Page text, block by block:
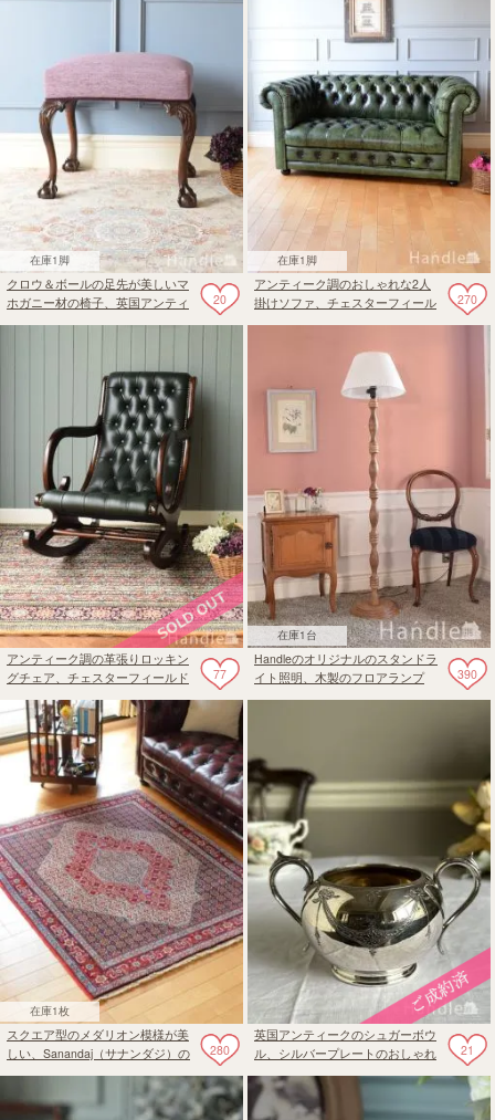
在庫1脚
20
クロウ＆ボールの足先が美しいマ
ホガニー材の椅子、英国アンティ
在庫1脚
270
アンティーク調のおしゃれな2人
掛けソファ、チェスターフィール
77
アンティーク調の革張りロッキン
グチェア、チェスターフィールド
のカッコいい椅子
在庫1台
390
Handleのオリジナルのスタンドラ
イト照明、木製のフロアランプ
(Ｅ26電球付き)
在庫1枚
280
スクエア型のメダリオン模様が美
しい、Sanandaj（サナンダジ）の
21
英国アンティークのシュガーボウ
ル、シルバープレートのおしゃれ